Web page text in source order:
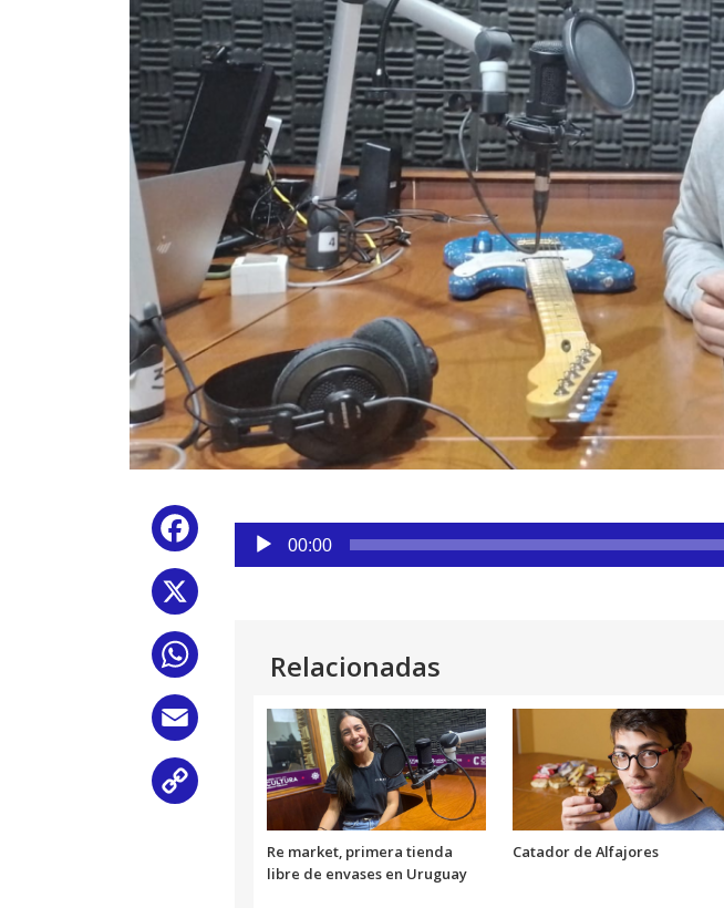
Facebook
WhatsApp
Reproductor
audio
00:00
Relacionadas
Re market, primera tienda
libre de envases en Uruguay
Catador de Alfajores